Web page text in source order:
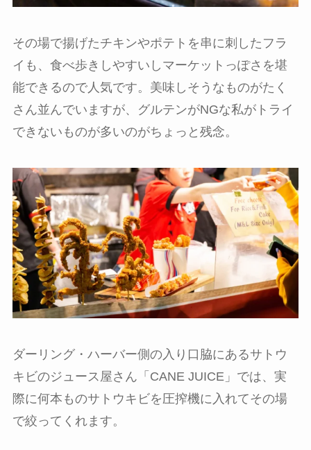
その場で揚げたチキンやポテトを串に刺したフラ
イも、食べ歩きしやすいしマーケットっぽさを堪
能できるので人気です。美味しそうなものがたく
さん並んでいますが、グルテンがNGな私がトライ
できないものが多いのがちょっと残念。
ダーリング・ハーバー側の入り口脇にあるサトウ
キビのジュース屋さん「CANE JUICE」では、実
際に何本ものサトウキビを圧搾機に入れてその場
で絞ってくれます。